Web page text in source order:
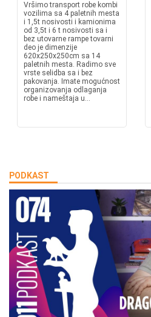
Vršimo transport robe kombi
vozilima sa 4 paletnih mesta
i 1,5t nosivosti i kamionima
od 3,5t i 6 t nosivosti sa i
bez utovarne rampe tovarni
deo je dimenzije
620x250x250cm sa 14
paletnih mesta. Radimo sve
vrste selidba sa i bez
pakovanja. Imate mogućnost
organizovanja odlaganja
robe i nameštaja u...
PODKAST